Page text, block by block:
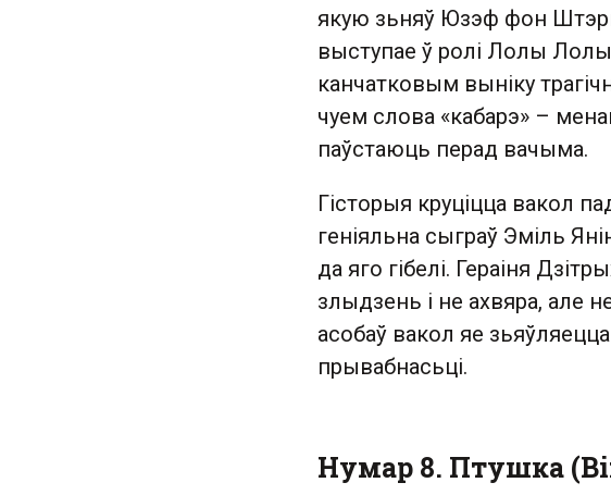
якую зьняў Юзэф фон
выступае ў ролі Лолы
канчатковым выніку
чуем слова «кабарэ» –
паўстаюць перад вачыма.
Гісторыя круціцца вакол
геніяльна сыграў Эміль
да яго гібелі. Гераіня
злыдзень і не ахвяра, але
асобаў вакол яе
прывабнасьці.
Нумар 8. Птушка